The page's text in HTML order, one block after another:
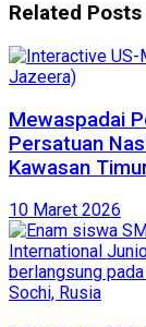
Related Posts
Mewaspadai
Persatuan
Kawasan
10 Maret 2026